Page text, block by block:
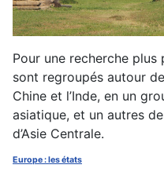
Pour une recherche
sont regroupés autour
Chine et l’Inde, en un
asiatique, et un autres
d’Asie Centrale.
Europe : les états